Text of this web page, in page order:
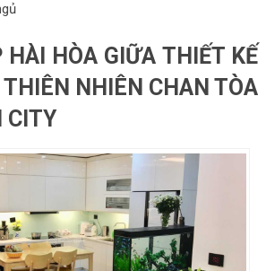
HÀI HÒA GIỮA THIẾT KẾ
NHIÊN CHAN TÒA
CITY